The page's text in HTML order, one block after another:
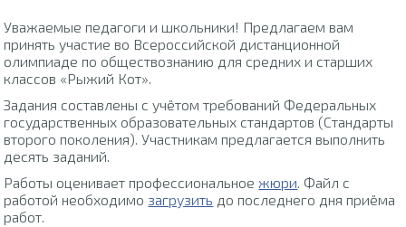
Уважаемые педагоги и школьники! Предлагаем вам
принять участие во Всероссийской дистанционной
олимпиаде по обществознанию для средних и старших
классов «Рыжий Кот».
Задания составлены с учётом требований Федеральных
государственных образовательных стандартов (Стандарты
второго поколения). Участникам предлагается выполнить
десять заданий.
Работы оценивает профессиональное жюри. Файл с
работой необходимо загрузить до последнего дня приёма
работ.